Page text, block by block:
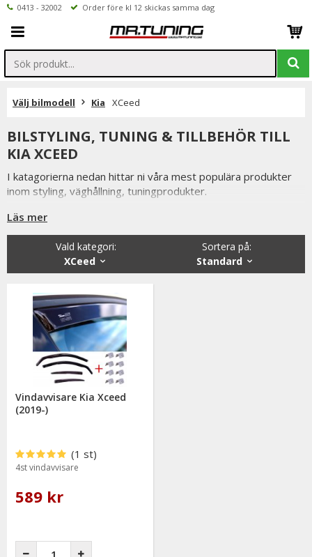
0413 - 32002 Order före kl 12 skickas samma dag
Välj bilmodell Kia XCeed
BILSTYLING, TUNING & TILLBEHÖR TILL
KIA XCEED
I katagorierna nedan hittar ni våra mest populära produkter
inom styling, väghållning, tuningprodukter.
Är det något som du funderar över eller inte hittar i vårt
Till Kia XCeed.
Läs mer
Sortera på:
Standard
Vald kategori:
XCeed
Vindavvisare Kia Xceed
(2019-)
(1 st)
4st vindavvisare
589 kr